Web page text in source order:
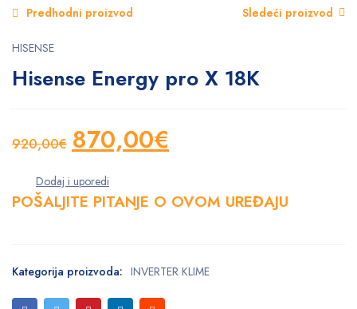
Predhodni proizvod Sledeći proizvod
HISENSE
Hisense Energy pro X 18K
920,00€
Original
price
was:
870,00€
Current
price
is:
POŠALJITE PITANJE O OVOM UREĐAJU
Kategorija proizvoda: INVERTER KLIME